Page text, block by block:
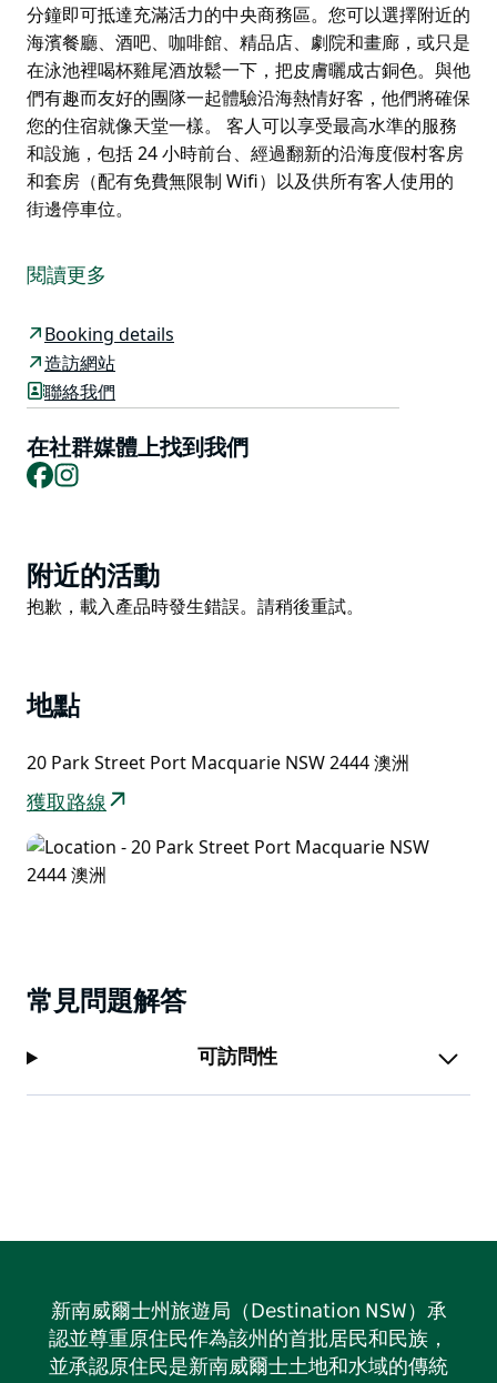
分鐘即可抵達充滿活力的中央商務區。您可以選擇附近的
海濱餐廳、酒吧、咖啡館、精品店、劇院和畫廊，或只是
在泳池裡喝杯雞尾酒放鬆一下，把皮膚曬成古銅色。與他
們有趣而友好的團隊一起體驗沿海熱情好客，他們將確保
您的住宿就像天堂一樣。 客人可以享受最高水準的服務
和設施，包括 24 小時前台、經過翻新的沿海度假村客房
和套房（配有免費無限制 Wifi）以及供所有客人使用的
街邊停車位。
工程，展現出時尚而現代的設計，靈感來自麥覺理港帆船
酒店 (Sails Port Macquarie) 令人驚嘆的海濱位置。他們
岸生活必需品，包括帶私人小屋和小屋酒吧的度假村風格
游泳池、娛樂露台、溫水水療中心、全套網球場、私人碼
頭、槳板和獨木舟租賃、海濱餐廳和酒吧、客房服務、帶
私人婚禮教堂的海濱涼亭、園景花園和花園酒吧。
位於美麗的麥誇裡港碼頭，距離機場僅 5 分鐘路程，步
色。與他們有趣而友好的團隊一起體驗沿海熱情好客，他
們將確保您的住宿就像天堂一樣。
Wifi）以及供所有客人使用的街邊停車位。
閱讀更多
Booking details
造訪網站
聯絡我們
在社群媒體上找到我們
Facebook
Product
List
附近的活動
Product
抱歉，載入產品時發生錯誤。請稍後重試。
地點
20 Park Street Port Macquarie NSW 2444 澳洲
獲取路線
常見問題解答
可訪問性
新南威爾士州旅遊局（Destination NSW）承
認並尊重原住民作為該州的首批居民和民族，
並承認原住民是新南威爾士土地和水域的傳統